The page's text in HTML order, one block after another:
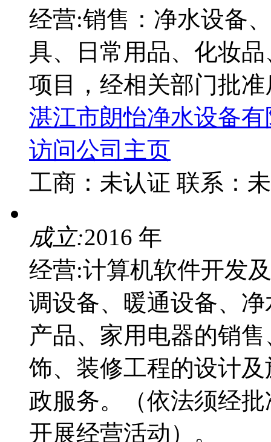
经营:销售：净水设备
具、日常用品、化妆
项目，经相关部门批
湛江市朗怡净水设备
访问公司主页
工商： 未认证 联系：
成立:2016 年
经营:计算机软件开发
调设备、暖通设备、
产品、家用电器的销
饰、装修工程的设计
政服务。（依法须经
开展经营活动）。